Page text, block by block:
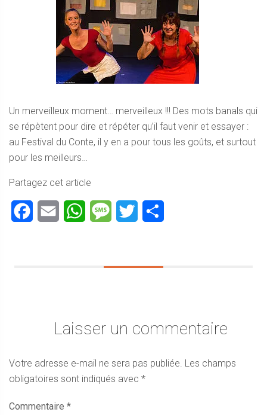
Un merveilleux moment… merveilleux !!! Des mots banals qui
se répètent pour dire et répéter qu’il faut venir et essayer :
au Festival du Conte, il y en a pour tous les goûts, et surtout
pour les meilleurs…
Partagez cet article
Facebook
Email WhatsAppMessageTwitter
Laisser un commentaire
Votre adresse e-mail ne sera pas publiée. Les champs
obligatoires sont indiqués avec *
Commentaire *